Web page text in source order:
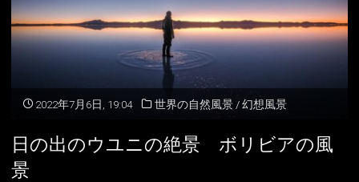
ボ
2022年7月6日, 19:04 世界の自然風景 / 幻想風景
日の出のウユニの絶景 ボリビアの風
景